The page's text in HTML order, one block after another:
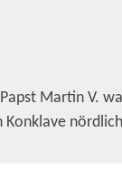
Martin V.
Konklave